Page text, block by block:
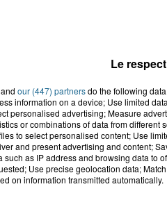
accident, Lucas s'en
Le
our (447) partnersdo the following
information on a device; Use limited
personalised advertising; Measure
or combinations of data from
to select personalised content; Use
and present advertising and content;
such as IP address and browsing data to
Use precise geolocation data;
on information transmitted automatically.